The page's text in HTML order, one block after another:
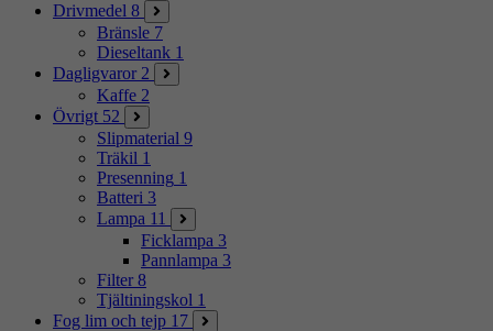
Drivmedel 8
Bränsle 7
Dieseltank 1
Dagligvaror 2
Kaffe 2
Övrigt 52
Slipmaterial 9
Träkil 1
Presenning 1
Batteri 3
Lampa 11
Ficklampa 3
Pannlampa 3
Filter 8
Tjältiningskol 1
Fog lim och tejp 17